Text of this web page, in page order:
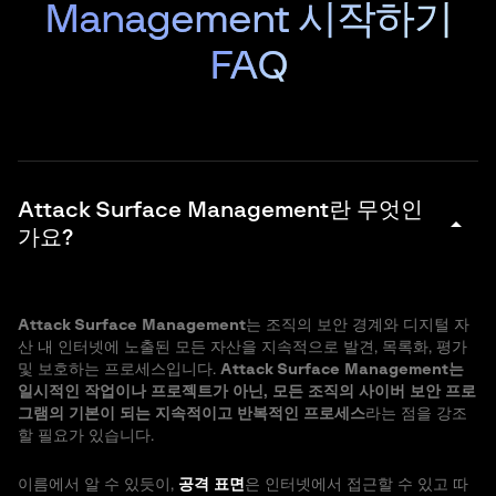
Management 시작하기
FAQ
Attack Surface Management란 무엇인
가요?
arrow_drop_down
Attack Surface Management는 조직의 보안 경계와 디지털 자
산 내 인터넷에 노출된 모든 자산을 지속적으로 발견, 목록화, 평가
및 보호하는 프로세스입니다. Attack Surface Management는
일시적인 작업이나 프로젝트가 아닌, 모든 조직의 사이버 보안 프로
그램의 기본이 되는 지속적이고 반복적인 프로세스라는 점을 강조
할 필요가 있습니다.
이름에서 알 수 있듯이, 공격 표면은 인터넷에서 접근할 수 있고 따